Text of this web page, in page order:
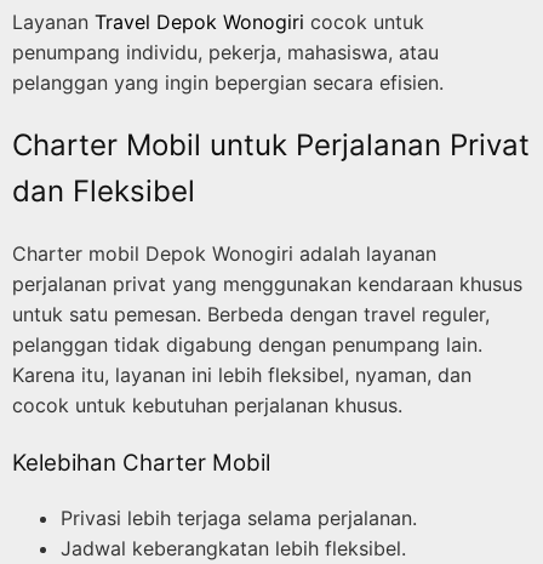
Layanan Travel Depok Wonogiri cocok untuk
penumpang individu, pekerja, mahasiswa, atau
pelanggan yang ingin bepergian secara efisien.
Charter Mobil untuk Perjalanan Privat
dan Fleksibel
Charter mobil Depok Wonogiri adalah layanan
perjalanan privat yang menggunakan kendaraan khusus
untuk satu pemesan. Berbeda dengan travel reguler,
pelanggan tidak digabung dengan penumpang lain.
Karena itu, layanan ini lebih fleksibel, nyaman, dan
cocok untuk kebutuhan perjalanan khusus.
Kelebihan Charter Mobil
Privasi lebih terjaga selama perjalanan.
Jadwal keberangkatan lebih fleksibel.